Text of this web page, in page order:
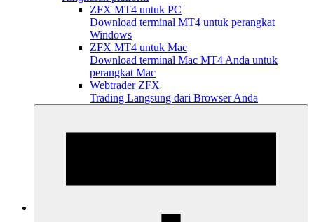
ZFX MT4 untuk PC
Download terminal MT4 untuk perangkat
Windows
ZFX MT4 untuk Mac
Download terminal Mac MT4 Anda untuk
perangkat Mac
Webtrader ZFX
Trading Langsung dari Browser Anda